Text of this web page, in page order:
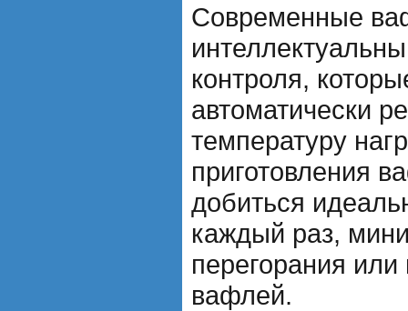
Современные
контроля,
автоматически
температуру
приготовления
добиться
каждый раз,
перегорания
вафлей.